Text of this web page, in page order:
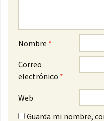
Nombre *
Correo
electrónico *
Web
Guarda mi nombre,